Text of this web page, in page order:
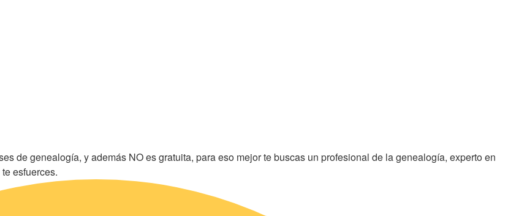
de genealogía, y además NO es gratuita, para eso mejor te buscas un profesional de la genealogía, experto en
esfuerces.